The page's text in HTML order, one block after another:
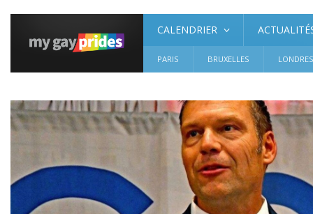
CALENDRIER
PARIS BRUXELLES LONDRES